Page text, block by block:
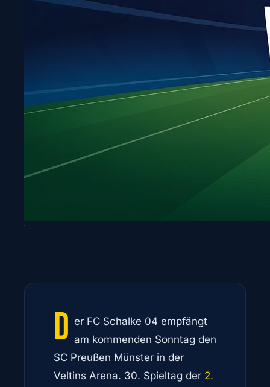
D er FC Schalke 04 empfängt
am kommenden Sonntag den
SC Preußen Münster in der
Veltins Arena. 30. Spieltag der 2.